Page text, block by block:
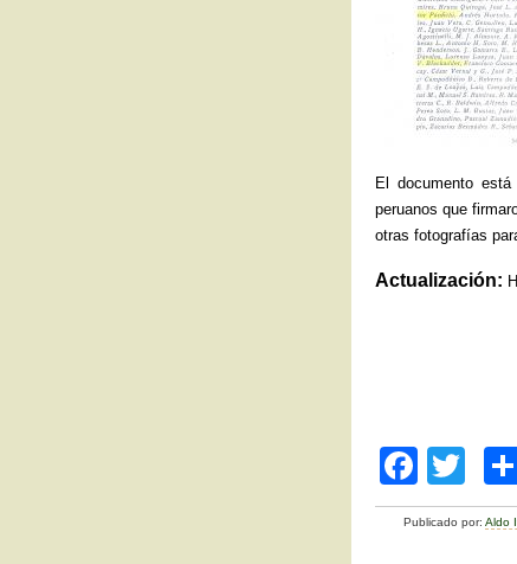
El documento está
peruanos que
otras fotografías
Actualización:
F
a
wi
tt
Publicado por:Aldo